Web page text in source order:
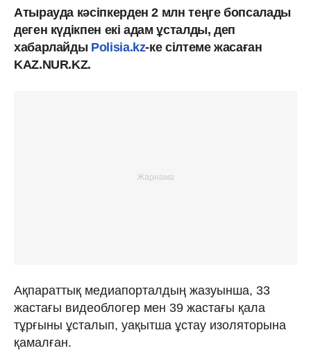
Атырауда кәсіпкерден 2 млн теңге бопсалады
деген күдікпен екі адам ұсталды, деп
хабарлайды Polisia.kz-ке сілтеме жасаған
KAZ.NUR.KZ.
Ақпараттық медиапорталдың жазуынша, 33
жастағы видеоблогер мен 39 жастағы қала
тұрғыны ұсталып, уақытша ұстау изоляторына
қамалған.